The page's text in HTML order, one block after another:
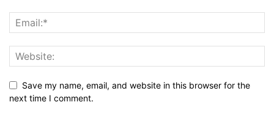
Save my name, email, and website in this browser for the
next time I comment.